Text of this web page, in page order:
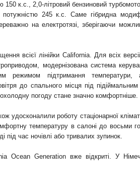
150 к.с., 2,0-літровий бензиновий
потужністю 245 к.с. Саме гібридна
на електротязі, зберігаючи
всієї лінійки California. Для всіх
модернізована система
режимом підтримання
до спального місця під
погоду стане значно комфортніше.
удосконалили роботу стаціонарної
температуру в салоні до восьми
під час ночівлі або тривалих зупинок.
Ocean Generation вже відкриті. У